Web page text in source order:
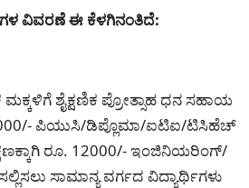
ವಿವರಣೆ ಈ ಕೆಳಗಿನಂತಿದೆ:
ಶೈಕ್ಷಣಿಕ ಪ್ರೋತ್ಸಾಹ ಧನ ಸಹಾಯ
ಪಿಯುಸಿ/ಡಿಪ್ಲೊಮಾ/ಐಟಿಐ/ಟಿಸಿಹೆಚ್
ರೂ. 12000/- ಇಂಜಿನಿಯರಿಂಗ್/
ಸಾಮಾನ್ಯ ವರ್ಗದ ವಿದ್ಯಾರ್ಥಿಗಳು